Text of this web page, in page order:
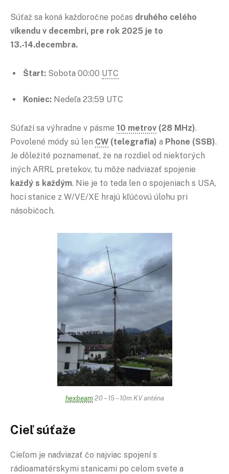
Súťaž sa koná každoročne počas druhého celého
víkendu v decembri, pre rok 2025 je to
13.-14.decembra.
Štart: Sobota 00:00 UTC
Koniec: Nedeľa 23:59 UTC
Súťaží sa výhradne v pásme 10 metrov (28 MHz).
Povolené módy sú len CW (telegrafia) a Phone (SSB).
Je dôležité poznamenať, že na rozdiel od niektorých
iných ARRL pretekov, tu môže nadviazať spojenie
každý s každým. Nie je to teda len o spojeniach s USA,
hoci stanice z W/VE/XE hrajú kľúčovú úlohu pri
násobičoch.
hexbeam20 – 15 – 10m KV anténa
Cieľ súťaže
Cieľom je nadviazať čo najviac spojení s
rádioamatérskymi stanicami po celom svete a